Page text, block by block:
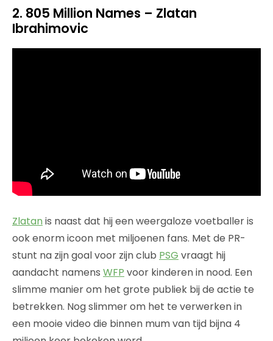
2. 805 Million Names – Zlatan
Ibrahimovic
Zlatan is naast dat hij een weergaloze voetballer is
ook enorm icoon met miljoenen fans. Met de PR-
stunt na zijn goal voor zijn club PSG vraagt hij
aandacht namens WFP voor kinderen in nood. Een
slimme manier om het grote publiek bij de actie te
betrekken. Nog slimmer om het te verwerken in
een mooie video die binnen mum van tijd bijna 4